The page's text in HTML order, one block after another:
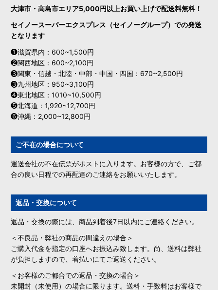
大津市・高島市エリア5,000円以上お買い上げで配送料無料！
セイノースーパーエクスプレス（セイノーグループ）での発送
となります
❶滋賀県内：600~1,500円
❷関西地区：600~2,100円
❸関東・信越・北陸・中部・中国・四国：670~2,500円
❸九州地区：950~3,100円
❹東北地区：1010~10,500円
❺北海道：1,920~12,700円
❻沖縄：2,000~12,800円
ご不在の場合について
運送会社の不在伝票がポストに入ります。お客様の方で、ご都
合の良い日程での再配達のご連絡をお願いいたします。
返品・交換について
返品・交換の際には、商品到着後7日以内にご連絡ください。
＜不良品・弊社の商品の間違えの場合＞
ご購入代金を指定の口座へお振込み致します。尚、送料は弊社
が負担しますので、着払いにてご返送ください。
＜お客様のご都合での返品・交換の場合＞
未開封（未使用）の場合に限ります。送料・手数料はお客様で